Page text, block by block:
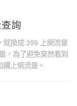
詢
就換成 399 上網流量
，為了避免突然看到
上網流量。